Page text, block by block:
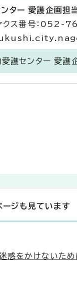
ター 愛護企画担
ス番号：052-
護センター 愛護
ージも見ています
惑をかけないため